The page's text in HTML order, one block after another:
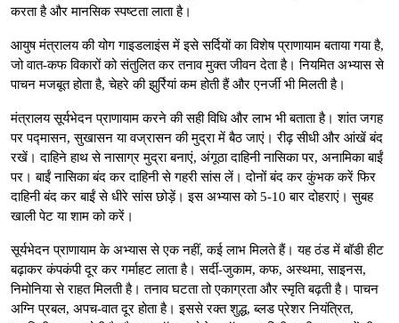
करता है और मानसिक स्पष्टता लाता है।
आयुष मंत्रालय की योग गाइडलाइंस में इसे सर्दियों का विशेष प्राणायाम बताया गया है,
जो वात-कफ विकारों को संतुलित कर तनाव मुक्त जीवन देता है। नियमित अभ्यास से
पाचन मजबूत होता है, चेहरे की झुर्रियां कम होती हैं और एनर्जी भी मिलती है।
मंत्रालय सूर्यभेदन प्राणायाम करने की सही विधि और लाभ भी बताता है। शांत जगह
पर पद्मासन, सुखासन या वज्रासन की मुद्रा में बैठ जाएं। रीढ़ सीधी और आंखें बंद
रखें। दाहिने हाथ से नासाग्र मुद्रा बनाएं, अंगूठा दाहिनी नासिका पर, अनामिका बाईं
पर। बाईं नासिका बंद कर दाहिनी से गहरी सांस लें। दोनों बंद कर कुंभक करें फिर
दाहिनी बंद कर बाईं से धीरे सांस छोड़ें। इस अभ्यास को 5-10 बार दोहराएं। सुबह
खाली पेट या शाम को करें।
सूर्यभेदन प्राणायाम के अभ्यास से एक नहीं, कई लाभ मिलते हैं। यह ठंड में बॉडी हीट
बढ़ाकर कंपकंपी दूर कर गर्माहट लाता है। सर्दी-जुकाम, कफ, अस्थमा, साइनस,
निमोनिया से राहत मिलती है। तनाव घटता तो एकाग्रता और स्मृति बढ़ती है। पाचन
अग्नि प्रबल, अपच-वात दूर होता है। इससे रक्त शुद्ध, ब्लड प्रेशर नियंत्रित,